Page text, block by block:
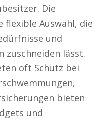
Die
flexible Auswahl, die
und
zuschneiden lässt.
oft Schutz bei
bieten
und